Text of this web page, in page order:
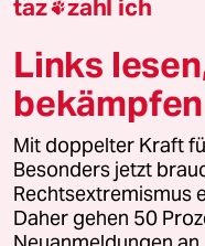
Downloads für
© 2026 taz Verlags und
Alle Rechte vorbehalten. Bei
wenden Sie sich bitte an
Feedback
taz zahl ich
Links
bekämpfen
Mit doppelter Kraft
Besonders jetzt
Rechtsextremismus
Daher gehen 50